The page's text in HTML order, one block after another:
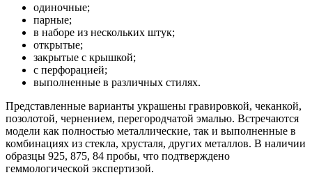
одиночные;
парные;
в наборе из нескольких штук;
открытые;
закрытые с крышкой;
с перфорацией;
выполненные в различных стилях.
Представленные варианты украшены гравировкой, чеканкой,
позолотой, чернением, перегородчатой эмалью. Встречаются
модели как полностью металлические, так и выполненные в
комбинациях из стекла, хрусталя, других металлов. В наличии
образцы 925, 875, 84 пробы, что подтверждено
геммологической экспертизой.